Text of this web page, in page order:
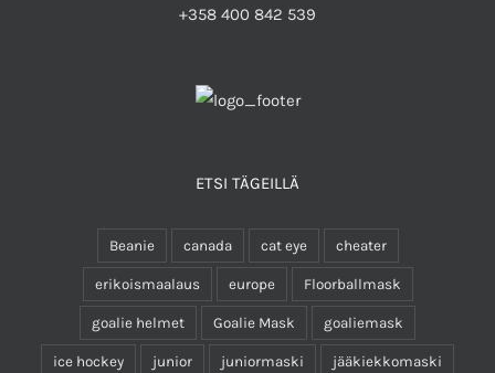
+358 400 842 539
ETSI TÄGEILLÄ
Beanie canada cat eye cheater
erikoismaalaus europe Floorballmask
goalie helmet Goalie Mask goaliemask
ice hockey junior juniormaski jääkiekkomaski